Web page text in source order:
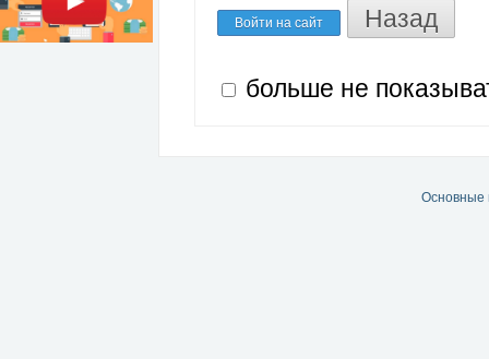
Войти на сайт Назад
больше не
Основные